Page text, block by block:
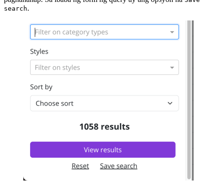
search.